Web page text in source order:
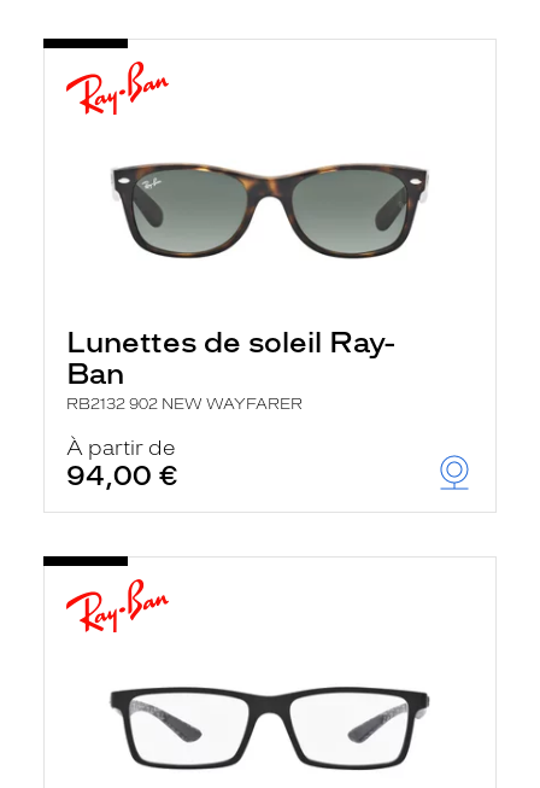
Lunettes de soleil Ray-
Ban
RB2132 902 NEW WAYFARER
À partir de
94,00 €